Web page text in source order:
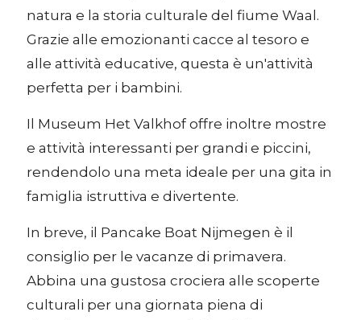
natura e la storia culturale del fiume Waal.
Grazie alle emozionanti cacce al tesoro e
alle attività educative, questa è un'attività
perfetta per i bambini.
Il Museum Het Valkhof offre inoltre mostre
e attività interessanti per grandi e piccini,
rendendolo una meta ideale per una gita in
famiglia istruttiva e divertente.
In breve, il Pancake Boat Nijmegen è il
consiglio per le vacanze di primavera.
Abbina una gustosa crociera alle scoperte
culturali per una giornata piena di